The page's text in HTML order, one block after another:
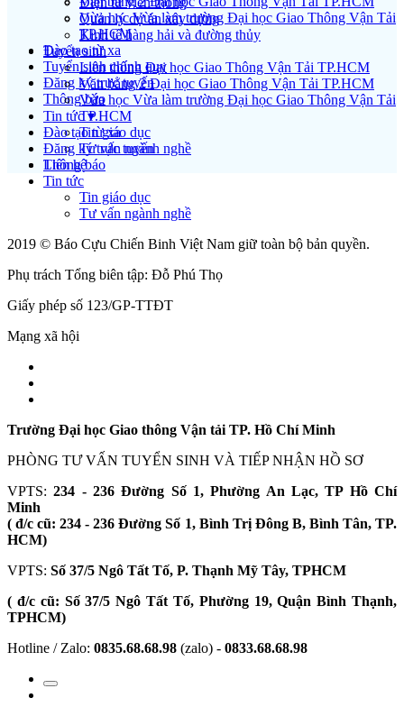
Vừa học Vừa làm trường Đại học Giao Thông Vận Tải
TP.HCM
Đào tạo từ xa
Tuyển sinh chính quy
Đăng ký trực tuyến
Thông báo
Tin tức ▾
Tin giáo dục
Tư vấn ngành nghề
Liên hệ
Quản lý dự án xây dựng
Kinh tế hàng hải và đường thủy
Tuyển sinh
Liên thông Đại học Giao Thông Vận Tải TP.HCM
Văn bằng 2 Đại học Giao Thông Vận Tải TP.HCM
Vừa học Vừa làm trường Đại học Giao Thông Vận Tải
TP.HCM
Đào tạo từ xa
Đăng ký trực tuyến
Thông báo
Tin tức
Tin giáo dục
Tư vấn ngành nghề
2019 © Báo Cựu Chiến Binh Việt Nam giữ toàn bộ bản quyền.
Phụ trách Tổng biên tập: Đỗ Phú Thọ
Giấy phép số 123/GP-TTĐT
Mạng xã hội
Trường Đại học Giao thông Vận tải TP. Hồ Chí Minh
PHÒNG TƯ VẤN TUYỂN SINH VÀ TIẾP NHẬN HỒ SƠ
VPTS:234 - 236 Đường Số 1, Phường An Lạc, TP Hồ Chí
Minh
( đ/c cũ: 234 - 236 Đường Số 1, Bình Trị Đông B, Bình Tân, TP.
HCM)
VPTS: Số 37/5 Ngô Tất Tố, P. Thạnh Mỹ Tây, TPHCM
( đ/c cũ: Số 37/5 Ngô Tất Tố, Phường 19, Quận Bình Thạnh,
TPHCM)
Hotline / Zalo: 0835.68.68.98 (zalo) - 0833.68.68.98